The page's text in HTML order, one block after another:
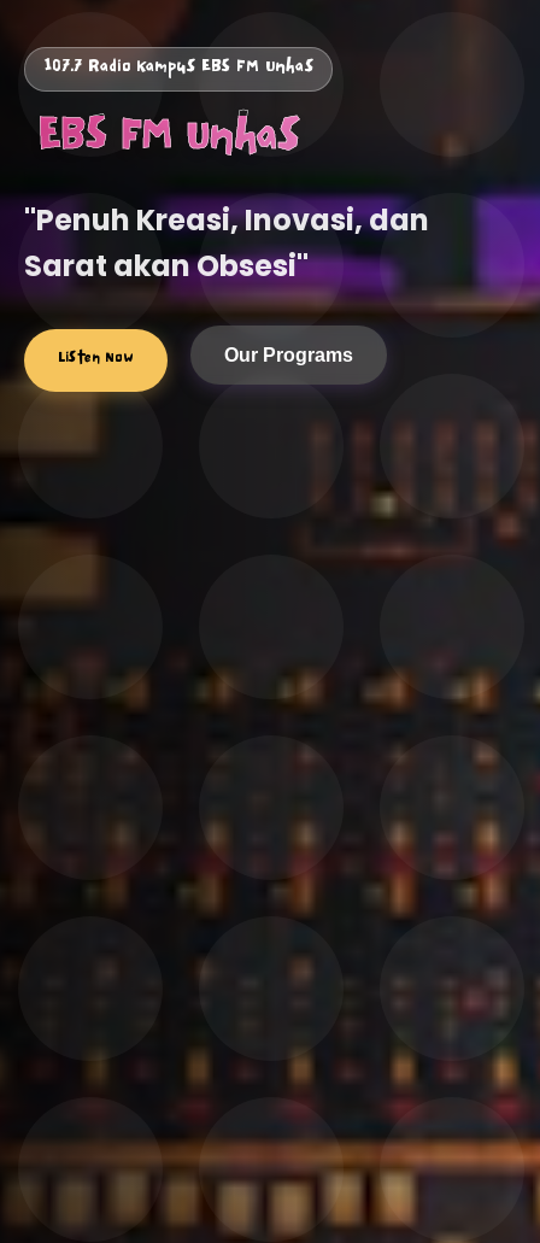
107.7 Radio Kampus EBS FM Unhas
️ EBS FM Unhas
"Penuh Kreasi, Inovasi, dan
Sarat akan Obsesi"
Listen Now Our Programs